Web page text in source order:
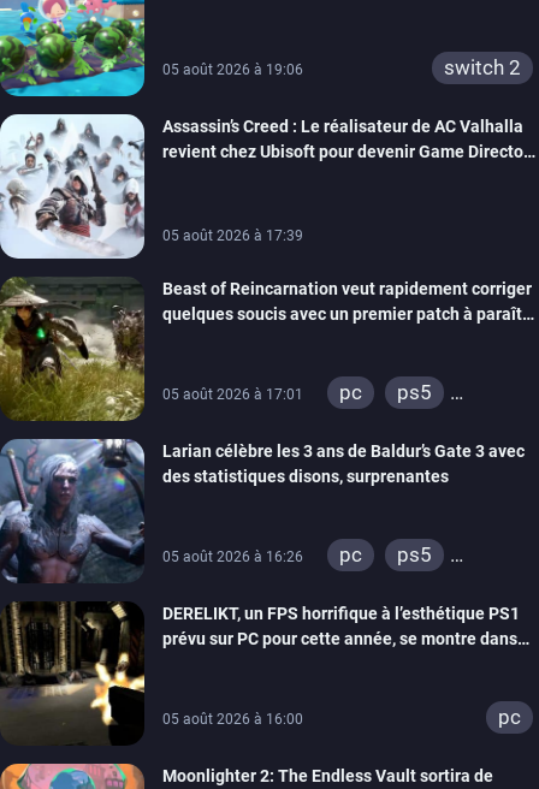
05 août 2026 à 19:06 switch 2
Assassin’s Creed : Le réalisateur de AC Valhalla
revient chez Ubisoft pour devenir Game Director
05 août 2026 à 17:39
Beast of Reincarnation veut rapidement corriger
quelques soucis avec un premier patch à paraître
05 août 2026 à 17:01 pc
ps5
Larian célèbre les 3 ans de Baldur’s Gate 3 avec
des statistiques disons, surprenantes
05 août 2026 à 16:26 pc
ps5
DERELIKT, un FPS horrifique à l’esthétique PS1
prévu sur PC pour cette année, se montre dans
05 août 2026 à 16:00 pc
Moonlighter 2: The Endless Vault sortira de